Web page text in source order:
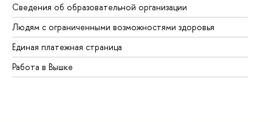
Сведения об образовательной организации
Людям с ограниченными возможностями здоровья
Единая платежная страница
Работа в Вышке